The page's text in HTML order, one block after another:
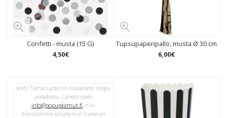
Confetti - musta (15 G)
4,50€
Tupsupaperipallo, musta Ø 30 cm
6,00€
Voih! Tämä tuote on tilapäisesti loppu
varastosta. Lähetä viesti
info@popupkemut.fi, niin
ilmoitamme sinulle kun tuote on